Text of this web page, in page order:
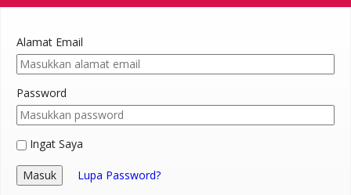
Alamat Email
Password
Ingat Saya
Masuk Lupa Password?